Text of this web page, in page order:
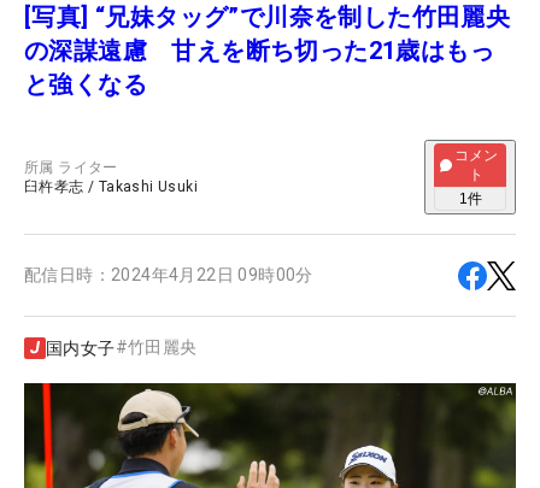
[写真] “兄妹タッグ”で川奈を制した竹田麗央
の深謀遠慮 甘えを断ち切った21歳はもっ
と強くなる
所属 ライター
臼杵孝志 / Takashi Usuki
コメン
ト
1件
配信日時： 2024年4月22日 09時00分
国内女子#竹田麗央